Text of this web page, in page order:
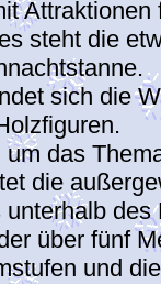
steht die
sich die
das
die
des
über fünf
und